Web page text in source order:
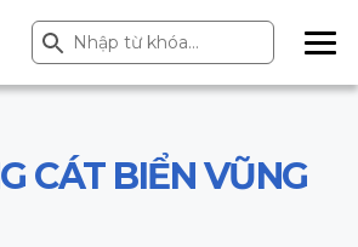
Search
for:
Search Button
ME
NU
CÁT BIỂN VŨNG